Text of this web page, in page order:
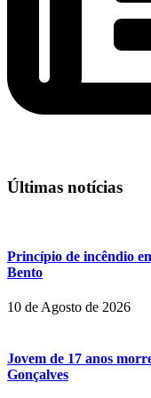
Últimas notícias
Princípio de incêndio
Bento
10 de Agosto de 2026
Jovem de 17 anos
Gonçalves